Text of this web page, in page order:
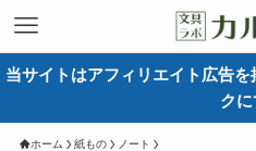
当サイトはアフィリエイト広告
クに
ホーム 紙もの ノート